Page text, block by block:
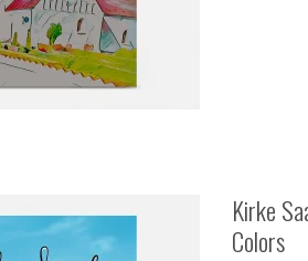
Kirke
Colors